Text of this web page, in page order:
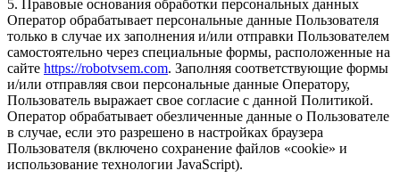
5. Правовые основания обработки персональных данных
Оператор обрабатывает персональные данные Пользователя
только в случае их заполнения и/или отправки Пользователем
самостоятельно через специальные формы, расположенные на
сайте https://robotvsem.com. Заполняя соответствующие формы
и/или отправляя свои персональные данные Оператору,
Пользователь выражает свое согласие с данной Политикой.
Оператор обрабатывает обезличенные данные о Пользователе
в случае, если это разрешено в настройках браузера
Пользователя (включено сохранение файлов «cookie» и
использование технологии JavaScript).